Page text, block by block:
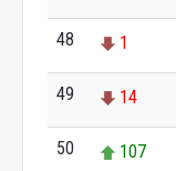
48 1
49 14
50 107